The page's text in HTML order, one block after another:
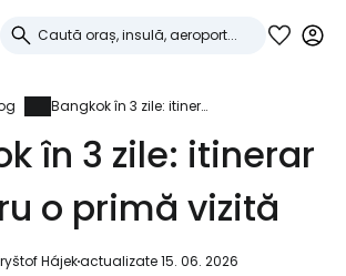
Bangkok în 3 zile: itinerar pentru o primă vizită
în 3 zile: itinerar
o primă vizită
Hájekactualizate 15. 06. 2026
vă la
mondială a călătorilor